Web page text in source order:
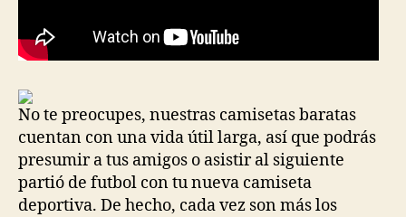
No te preocupes, nuestras camisetas baratas
cuentan con una vida útil larga, así que podrás
presumir a tus amigos o asistir al siguiente
partió de futbol con tu nueva camiseta
deportiva. De hecho, cada vez son más los